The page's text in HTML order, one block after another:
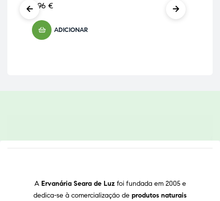
6,96 €
ADICIONAR
A Ervanária Seara de Luz foi fundada em 2005 e
dedica-se à comercialização de produtos naturais